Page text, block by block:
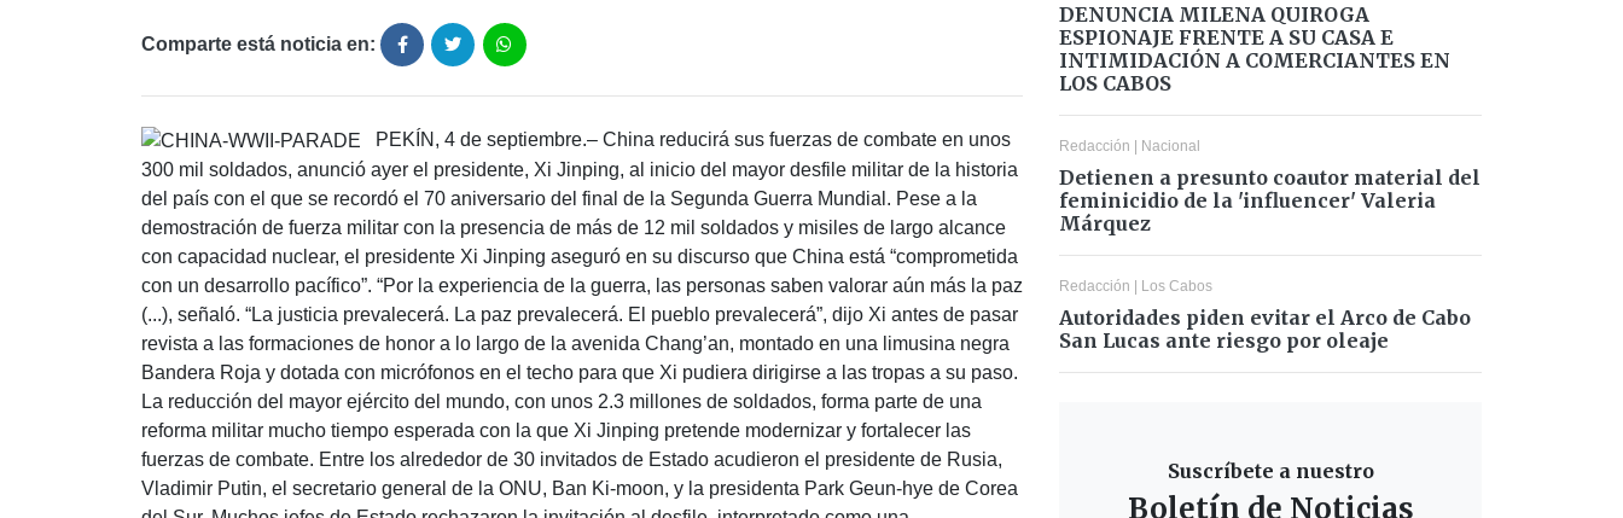
Comparte está noticia en:
PEKÍN, 4 de septiembre.– China reducirá sus fuerzas de combate en unos
300 mil soldados, anunció ayer el presidente, Xi Jinping, al inicio del mayor desfile militar de la historia
del país con el que se recordó el 70 aniversario del final de la Segunda Guerra Mundial. Pese a la
demostración de fuerza militar con la presencia de más de 12 mil soldados y misiles de largo alcance
con capacidad nuclear, el presidente Xi Jinping aseguró en su discurso que China está “comprometida
con un desarrollo pacífico”. “Por la experiencia de la guerra, las personas saben valorar aún más la paz
(...), señaló. “La justicia prevalecerá. La paz prevalecerá. El pueblo prevalecerá”, dijo Xi antes de pasar
revista a las formaciones de honor a lo largo de la avenida Chang’an, montado en una limusina negra
Bandera Roja y dotada con micrófonos en el techo para que Xi pudiera dirigirse a las tropas a su paso.
La reducción del mayor ejército del mundo, con unos 2.3 millones de soldados, forma parte de una
reforma militar mucho tiempo esperada con la que Xi Jinping pretende modernizar y fortalecer las
fuerzas de combate. Entre los alrededor de 30 invitados de Estado acudieron el presidente de Rusia,
Vladimir Putin, el secretario general de la ONU, Ban Ki-moon, y la presidenta Park Geun-hye de Corea
DENUNCIA MILENA QUIROGA
ESPIONAJE FRENTE A SU CASA E
INTIMIDACIÓN A COMERCIANTES EN
LOS CABOS
Redacción | Nacional
Detienen a presunto coautor material del
feminicidio de la 'influencer' Valeria
Márquez
Redacción | Los Cabos
Autoridades piden evitar el Arco de Cabo
San Lucas ante riesgo por oleaje
Suscríbete a nuestro
Boletín de Noticias